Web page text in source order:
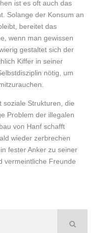
ist es oft auch das
Solange der Konsum an
bereitet das
wenn man gewissen
gestaltet sich der
Kiffer in seiner
nötig, um
soziale Strukturen, die
Problem der illegalen
von Hanf schafft
wieder zerbrechen
fester Anker zu seiner
vermeintliche Freunde